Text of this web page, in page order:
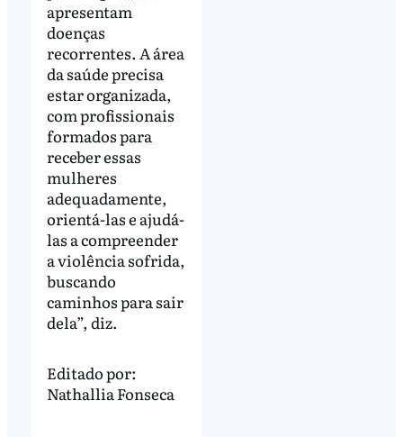
apresentam
doenças
recorrentes. A área
da saúde precisa
estar organizada,
com profissionais
formados para
receber essas
mulheres
adequadamente,
orientá-las e ajudá-
las a compreender
a violência sofrida,
buscando
caminhos para sair
dela”, diz.
Editado por:
Nathallia Fonseca